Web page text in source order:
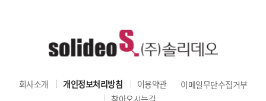
회사소개 개인정보처리방침 이용약관
이메일무단수집거부
찾아오시는길